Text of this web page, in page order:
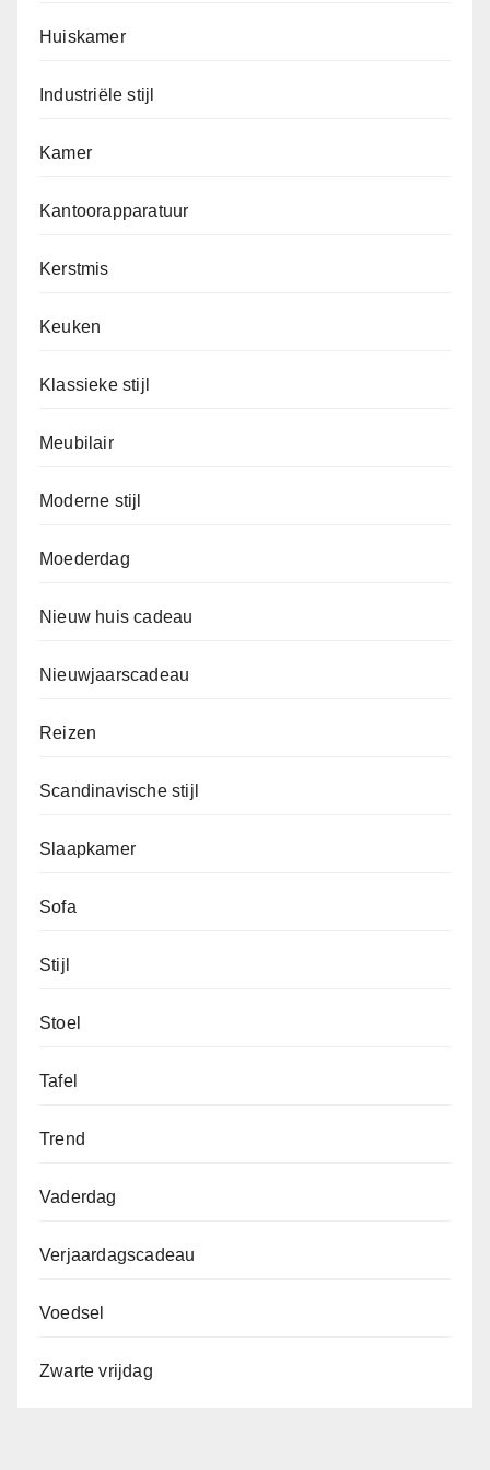
Huiskamer
Industriële stijl
Kamer
Kantoorapparatuur
Kerstmis
Keuken
Klassieke stijl
Meubilair
Moderne stijl
Moederdag
Nieuw huis cadeau
Nieuwjaarscadeau
Reizen
Scandinavische stijl
Slaapkamer
Sofa
Stijl
Stoel
Tafel
Trend
Vaderdag
Verjaardagscadeau
Voedsel
Zwarte vrijdag